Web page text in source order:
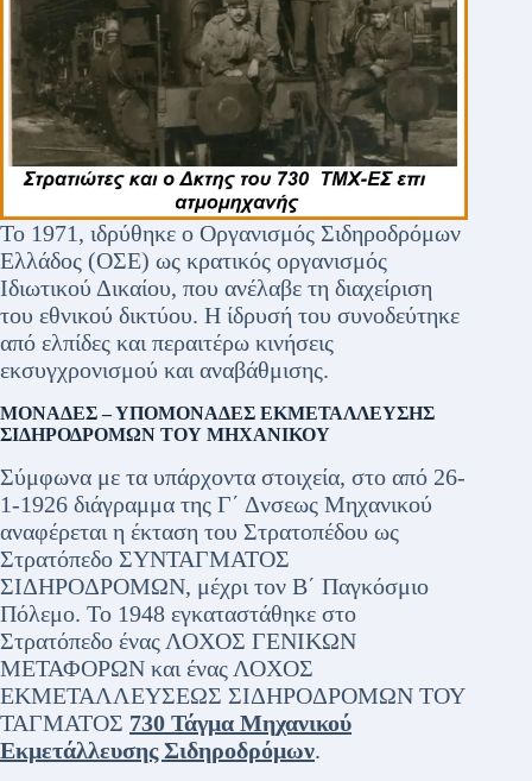
Το 1971, ιδρύθηκε ο Οργανισμός Σιδηροδρόμων
Ελλάδος (ΟΣΕ) ως κρατικός οργανισμός
Ιδιωτικού Δικαίου, που ανέλαβε τη διαχείριση
του εθνικού δικτύου. Η ίδρυσή του συνοδεύτηκε
από ελπίδες και περαιτέρω κινήσεις
εκσυγχρονισμού και αναβάθμισης.
ΜΟΝΑΔΕΣ – ΥΠΟΜΟΝΑΔΕΣ ΕΚΜΕΤΑΛΛΕΥΣΗΣ
ΣΙΔΗΡΟΔΡΟΜΩΝ ΤΟΥ ΜΗΧΑΝΙΚΟΥ
Σύμφωνα με τα υπάρχοντα στοιχεία, στο από 26-
1-1926 διάγραμμα της Γ΄ Δνσεως Μηχανικού
αναφέρεται η έκταση του Στρατοπέδου ως
Στρατόπεδο ΣΥΝΤΑΓΜΑΤΟΣ
ΣΙΔΗΡΟΔΡΟΜΩΝ, μέχρι τον Β΄ Παγκόσμιο
Πόλεμο. Το 1948 εγκαταστάθηκε στο
Στρατόπεδο ένας ΛΟΧΟΣ ΓΕΝΙΚΩΝ
ΜΕΤΑΦΟΡΩΝ και ένας ΛΟΧΟΣ
ΕΚΜΕΤΑΛΛΕΥΣΕΩΣ ΣΙΔΗΡΟΔΡΟΜΩΝ ΤΟΥ
ΤΑΓΜΑΤΟΣ 730 Τάγμα Μηχανικού
Εκμετάλλευσης Σιδηροδρόμων.